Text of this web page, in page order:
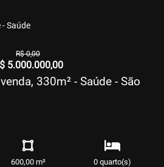
- Saúde
R$ 0,00
5.000.000,00
330m² - Saúde - São
600,00 m² 0 quarto(s)